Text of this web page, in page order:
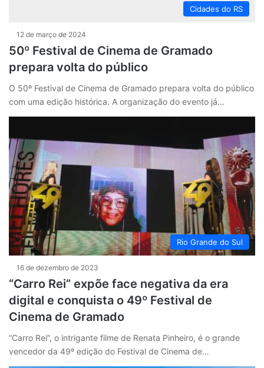
Cidades do RS
12 de março de 2024
50º Festival de Cinema de Gramado
prepara volta do público
O 50º Festival de Cinema de Gramado prepara volta do público
com uma edição histórica. A organização do evento já…
Rio Grande do Sul
16 de dezembro de 2023
“Carro Rei” expõe face negativa da era
digital e conquista o 49º Festival de
Cinema de Gramado
“Carro Rei”, o intrigante filme de Renata Pinheiro, é o grande
vencedor da 49º edição do Festival de Cinema de…